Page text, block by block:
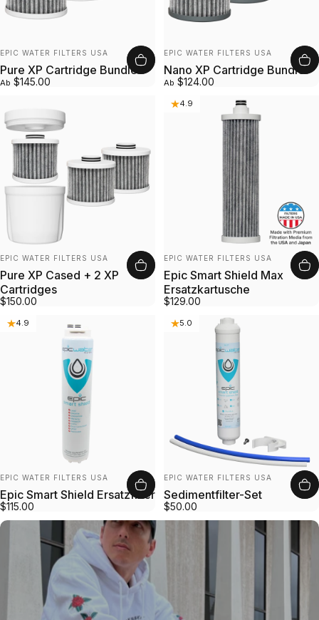
Anbieter:
EPIC WATER FILTERS USA
Pure XP Cartridge Bundle
Ab $145.00
Anbieter:
EPIC WATER FILTERS USA
Nano XP Cartridge Bundle
Ab $124.00
Anbieter:
EPIC WATER FILTERS USA
Pure XP Cased + 2 XP
Cartridges
$150.00
4.9
Anbieter:
EPIC WATER FILTERS USA
Epic Smart Shield Max
Ersatzkartusche
$129.00
4.9
Anbieter:
EPIC WATER FILTERS USA
Epic Smart Shield Ersatzfilter
$115.00
5.0
Anbieter:
EPIC WATER FILTERS USA
Sedimentfilter-Set
$50.00